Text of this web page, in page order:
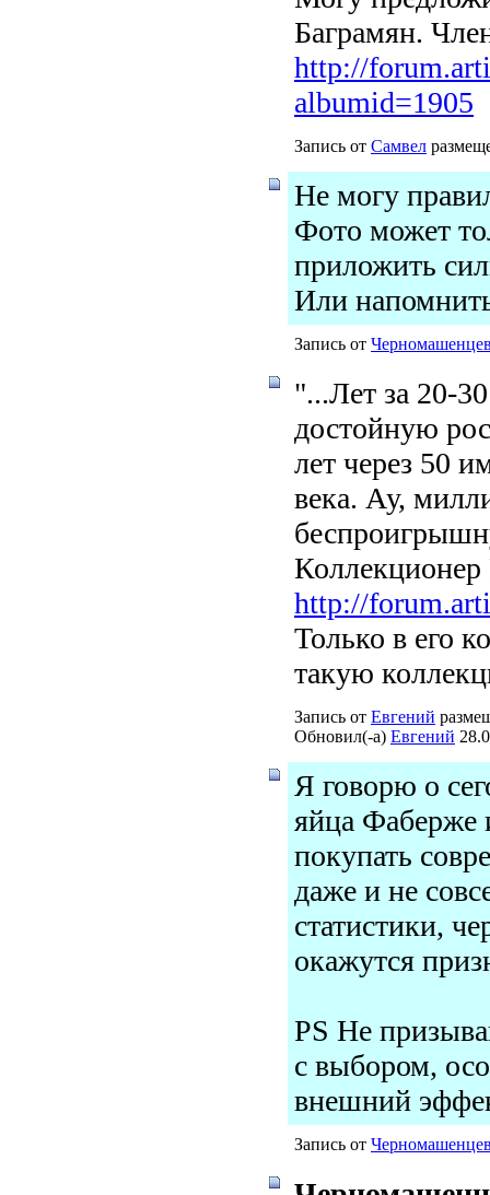
Баграмян.
http://
albumid=1905
Запись от Самвел
Не могу
Фото может
приложить
Или
Запись от
"...Лет за 20-
достойную
лет через 50
века. Ау,
http://
Только в его
такую
Запись от Евгений
Обновил(-а) Евгений
Я говорю о
яйца Фаберже
покупать
даже и не
статистики,
окажутся
PS Не
с выбором,
внешний
Запись от